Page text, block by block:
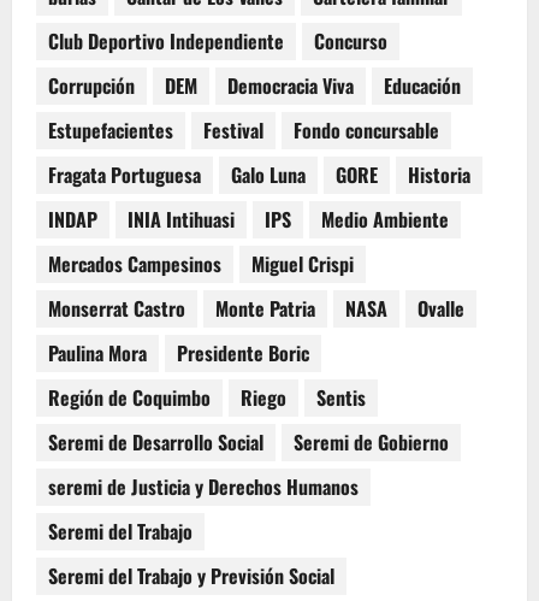
Club Deportivo Independiente
Concurso
Corrupción
DEM Democracia Viva
Educación
Estupefacientes
Festival
Fondo concursable
Fragata Portuguesa
Galo Luna GORE
Historia
INDAP
INIA Intihuasi IPS
Medio Ambiente
Mercados Campesinos
Miguel Crispi
Monserrat Castro
Monte Patria NASA
Ovalle
Paulina Mora
Presidente Boric
Región de Coquimbo
Riego
Sentis
Seremi de Desarrollo Social
Seremi de Gobierno
seremi de Justicia y Derechos Humanos
Seremi del Trabajo
Seremi del Trabajo y Previsión Social